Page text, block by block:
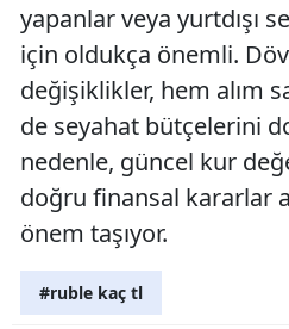
yapanlar veya yurtdışı
için oldukça önemli.
değişiklikler, hem alım
de seyahat bütçelerini
nedenle, güncel kur
doğru finansal kararlar
önem taşıyor.
#ruble kaç tl